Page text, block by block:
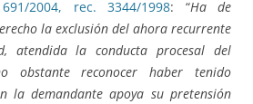
2004, rec. 3344/1998: “Ha de
la exclusión del ahora recurrente
atendida la conducta procesal del
obstante reconocer haber tenido
la demandante apoya su pretensión